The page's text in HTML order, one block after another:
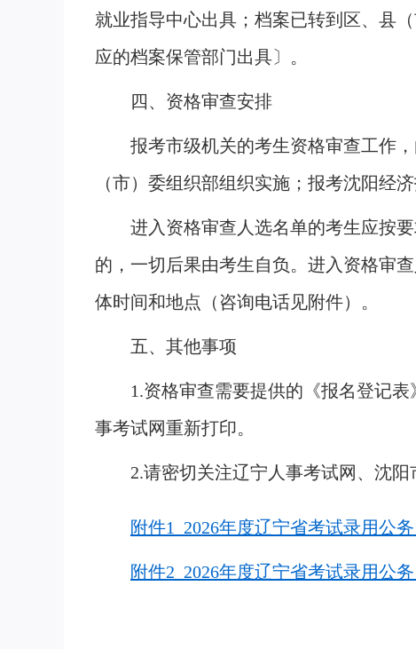
就业指导中心出具；档案已转到区、县
应的档案保管部门出具〕。
四、资格审查安排
报考市级机关的考生资格审查工作
（市）委组织部组织实施；报考沈阳经
进入资格审查人选名单的考生应按
的，一切后果由考生自负。进入资格审
体时间和地点（咨询电话见附件）。
五、其他事项
1.资格审查需要提供的《报名登记
事考试网重新打印。
2.请密切关注辽宁人事考试网、沈
附件1 2026年度辽宁省考试录用公
附件2 2026年度辽宁省考试录用公